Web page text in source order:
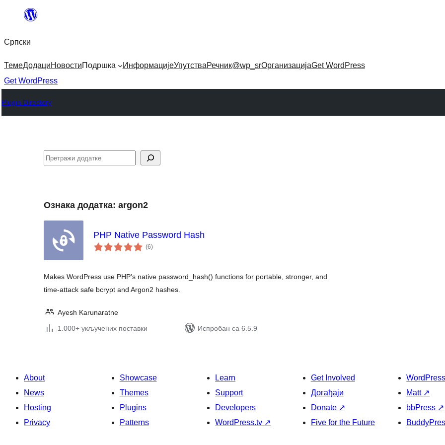
Скочи
садржај
Српски
ТемеДодациНовостиПодршка ИнформацијеУпутстваРечник@wp_srОрганизацијаGet WordPress
Get WordPress
Plugin Directory
Претрага
Ознака додатка: argon2
PHP Native Password Hash
(6укупних
оцена
)
Makes WordPress use PHP's native password_hash() functions for portable, stronger, and
time-attack safe bcrypt and Argon2 hashes.
Ayesh Karunaratne
1.000+ укључених поставки
Испробан са 6.5.9
About
News
Hosting
Privacy
Showcase
Themes
Plugins
Patterns
Learn
Support
Developers
WordPress.tv ↗
Get Involved
Догађаји
Donate ↗
Five for the Future
Matt ↗
bbPress ↗